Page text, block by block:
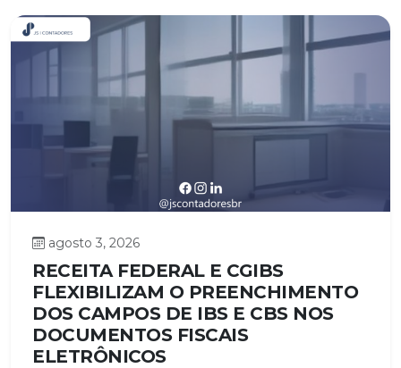
agosto 3, 2026
RECEITA FEDERAL E CGIBS
FLEXIBILIZAM O PREENCHIMENTO
DOS CAMPOS DE IBS E CBS NOS
DOCUMENTOS FISCAIS
ELETRÔNICOS